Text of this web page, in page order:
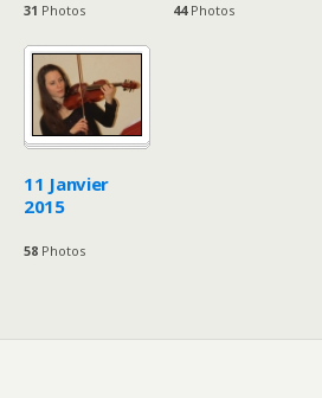
31 Photos 44Photos
11 Janvier
2015
58 Photos